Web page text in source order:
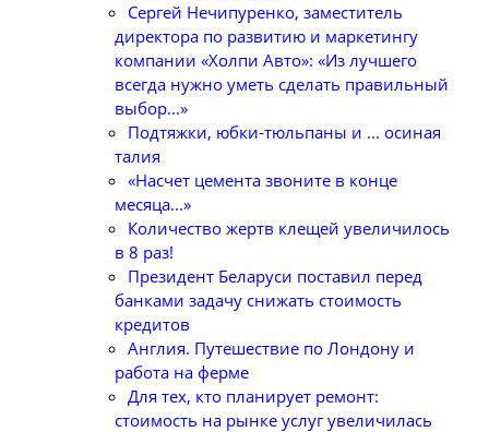
Сергей Нечипуренко, заместитель
директора по развитию и маркетингу
компании «Холпи Авто»: «Из лучшего
всегда нужно уметь сделать правильный
выбор...»
Подтяжки, юбки-тюльпаны и ... осиная
талия
«Насчет цемента звоните в конце
месяца...»
Количество жертв клещей увеличилось
в 8 раз!
Президент Беларуси поставил перед
банками задачу снижать стоимость
кредитов
Англия. Путешествие по Лондону и
работа на ферме
Для тех, кто планирует ремонт:
стоимость на рынке услуг увеличилась